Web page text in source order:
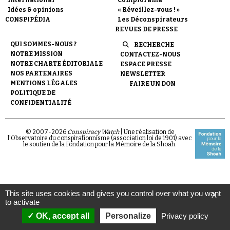
Faire un don
Idées & opinions
CONSPIPÉDIA
« Réveillez-vous ! »
Les Déconspirateurs
REVUES DE PRESSE
QUI SOMMES-NOUS ?
NOTRE MISSION
NOTRE CHARTE ÉDITORIALE
NOS PARTENAIRES
MENTIONS LÉGALES
POLITIQUE DE
CONFIDENTIALITÉ
RECHERCHE
CONTACTEZ-NOUS
ESPACE PRESSE
NEWSLETTER
FAIRE UN DON
© 2007-2026 Conspiracy Watch| Une réalisation de
l'Observatoire du conspirationnisme (association loi de 1901) avec
le soutien de la Fondation pour la Mémoire de la Shoah.
X
This site uses cookies and gives you control over what you want
to activate
OK, accept all
Personalize Privacy policy